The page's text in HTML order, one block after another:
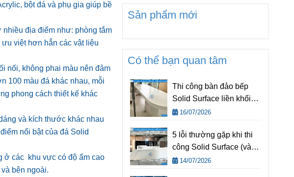
bột đá và phụ gia giúp bề
địa điểm như: phòng tắm
việt hơn hẳn các vật liệu
nối, không phai màu nên đảm
100 màu đá khác nhau, mỗi
phong cách thiết kế khác
và kích thước khác nhau
nổi bật của đá Solid
ở các khu vực có độ ẩm cao
bên ngoài.
Sản phẩm mới
Có thể bạn quan tâm
Thi công bàn đảo bếp
Solid Surface liền khối
đẹp, hiện đại cho mọi
16/07/2026
5 lỗi thường gặp khi thi
công Solid Surface (và
cách tránh) | Kinh
14/07/2026